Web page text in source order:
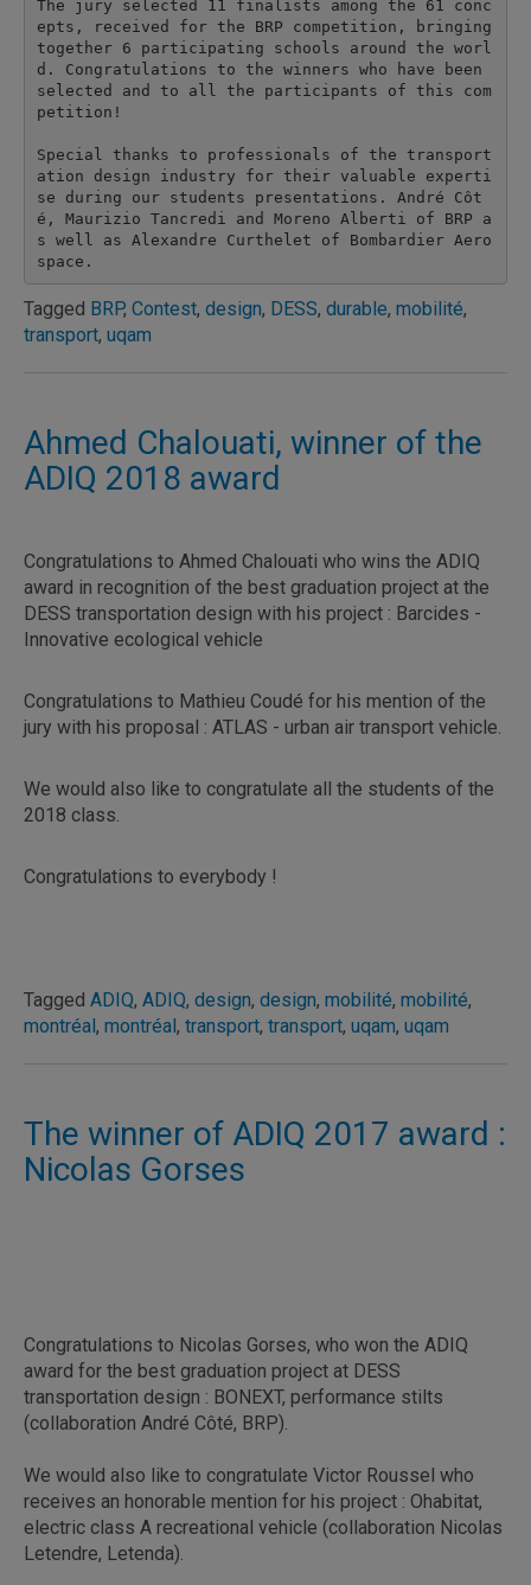
The jury selected 11 finalists among the 61 conc
epts, received for the BRP competition, bringing
together 6 participating schools around the worl
d. Congratulations to the winners who have been
selected and to all the participants of this com
petition!
Special thanks to professionals of the transport
ation design industry for their valuable experti
se during our students presentations. André Côt
é, Maurizio Tancredi and Moreno Alberti of BRP a
s well as Alexandre Curthelet of Bombardier Aero
space.
Tagged BRP, Contest, design, DESS, durable, mobilité,
transport, uqam
Ahmed Chalouati, winner of the
ADIQ 2018 award
Congratulations to Ahmed Chalouati who wins the ADIQ
award in recognition of the best graduation project at the
DESS transportation design with his project : Barcides -
Innovative ecological vehicle
Congratulations to Mathieu Coudé for his mention of the
jury with his proposal : ATLAS - urban air transport vehicle.
We would also like to congratulate all the students of the
2018 class.
Congratulations to everybody !
Tagged ADIQ, ADIQ, design, design, mobilité, mobilité,
montréal, montréal, transport, transport, uqam, uqam
The winner of ADIQ 2017 award :
Nicolas Gorses
Congratulations to Nicolas Gorses, who won the ADIQ
award for the best graduation project at DESS
transportation design : BONEXT, performance stilts
(collaboration André Côté, BRP).
We would also like to congratulate Victor Roussel who
receives an honorable mention for his project : Ohabitat,
electric class A recreational vehicle (collaboration Nicolas
Letendre, Letenda).